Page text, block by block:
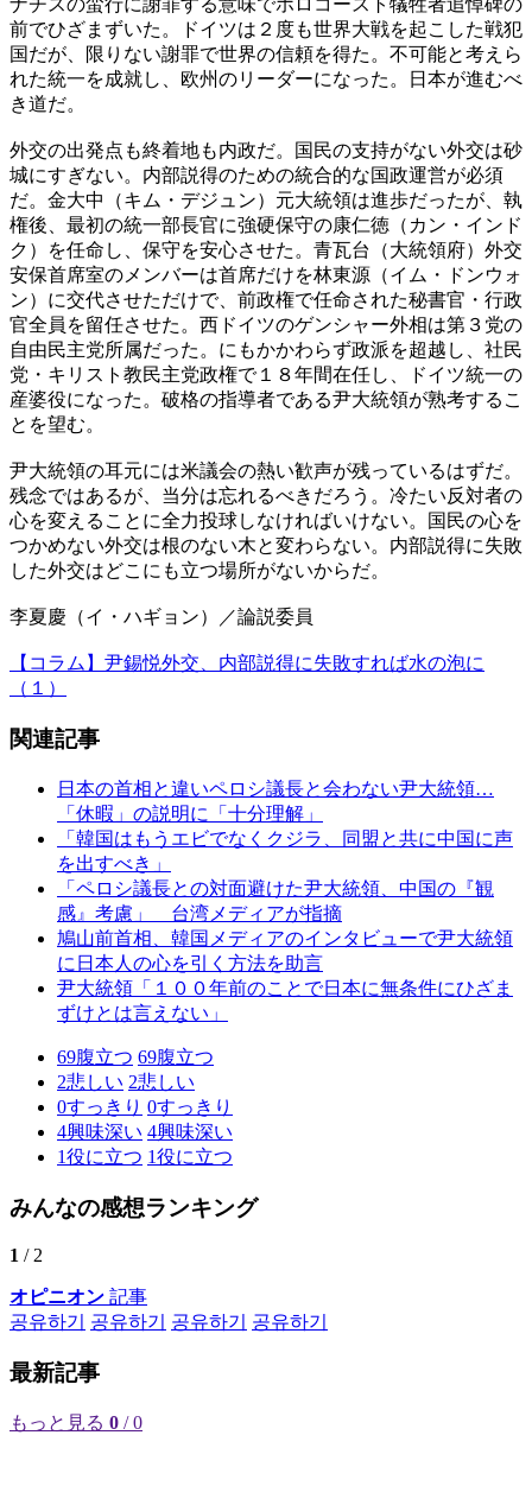
ナチスの蛮行に謝罪する意味でホロコースト犠牲者追悼碑の
前でひざまずいた。ドイツは２度も世界大戦を起こした戦犯
国だが、限りない謝罪で世界の信頼を得た。不可能と考えら
れた統一を成就し、欧州のリーダーになった。日本が進むべ
き道だ。
外交の出発点も終着地も内政だ。国民の支持がない外交は砂
城にすぎない。内部説得のための統合的な国政運営が必須
だ。金大中（キム・デジュン）元大統領は進歩だったが、執
権後、最初の統一部長官に強硬保守の康仁徳（カン・インド
ク）を任命し、保守を安心させた。青瓦台（大統領府）外交
安保首席室のメンバーは首席だけを林東源（イム・ドンウォ
ン）に交代させただけで、前政権で任命された秘書官・行政
官全員を留任させた。西ドイツのゲンシャー外相は第３党の
自由民主党所属だった。にもかかわらず政派を超越し、社民
党・キリスト教民主党政権で１８年間在任し、ドイツ統一の
産婆役になった。破格の指導者である尹大統領が熟考するこ
とを望む。
尹大統領の耳元には米議会の熱い歓声が残っているはずだ。
残念ではあるが、当分は忘れるべきだろう。冷たい反対者の
心を変えることに全力投球しなければいけない。国民の心を
つかめない外交は根のない木と変わらない。内部説得に失敗
した外交はどこにも立つ場所がないからだ。
李夏慶（イ・ハギョン）／論説委員
【コラム】尹錫悦外交、内部説得に失敗すれば水の泡に
（１）
関連記事
日本の首相と違いペロシ議長と会わない尹大統領…
「休暇」の説明に「十分理解」
「韓国はもうエビでなくクジラ、同盟と共に中国に声
を出すべき」
「ペロシ議長との対面避けた尹大統領、中国の『観
感』考慮」 台湾メディアが指摘
鳩山前首相、韓国メディアのインタビューで尹大統領
に日本人の心を引く方法を助言
尹大統領「１００年前のことで日本に無条件にひざま
ずけとは言えない」
69腹立つ 69腹立つ
2悲しい 2悲しい
0すっきり 0すっきり
4興味深い 4興味深い
1役に立つ 1役に立つ
みんなの感想ランキング
1 / 2
オピニオン 記事
공유하기
공유하기 공유하기 공유하기
最新記事
もっと見る 0 / 0